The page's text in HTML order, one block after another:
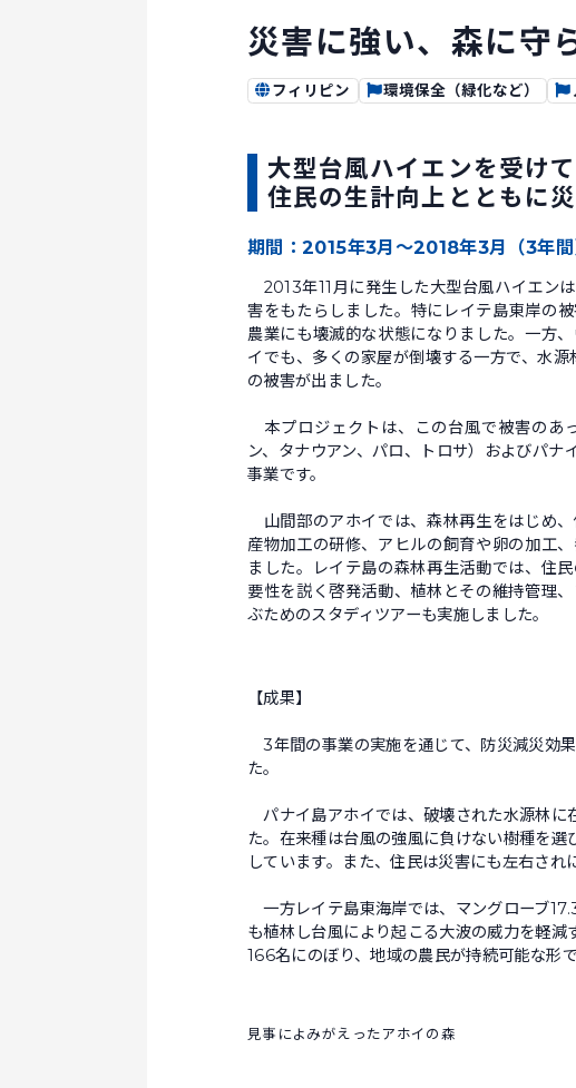
災害に強い、森に守
フィリピン 環境保全（緑化など）
大型台風ハイエンを受けて
住民の生計向上とともに
期間：2015年3月～2018年3月（3年間
2013年11月に発生した大型台風ハイエン
害をもたらしました。特にレイテ島東岸の
農業にも壊滅的な状態になりました。一方
イでも、多くの家屋が倒壊する一方で、水
の被害が出ました。
本プロジェクトは、この台風で被害のあ
ン、タナウアン、パロ、トロサ）およびパ
事業です。
山間部のアホイでは、森林再生をはじめ
産物加工の研修、アヒルの飼育や卵の加工
ました。レイテ島の森林再生活動では、住
要性を説く啓発活動、植林とその維持管理
ぶためのスタディツアーも実施しました。
【成果】
3年間の事業の実施を通じて、防災減災効
た。
パナイ島アホイでは、破壊された水源林
た。在来種は台風の強風に負けない樹種を
しています。また、住民は災害にも左右さ
一方レイテ島東海岸では、マングローブ
も植林し台風により起こる大波の威力を軽
166名にのぼり、地域の農民が持続可能な形
見事によみがえったアホイの森